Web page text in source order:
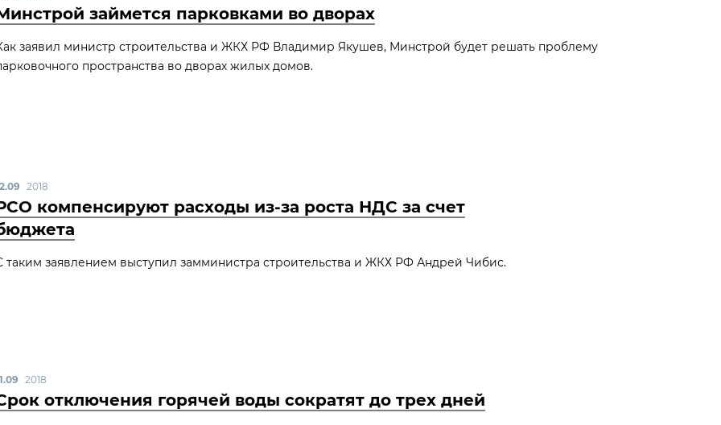
займется парковками во дворах
заявил министр строительства и ЖКХ РФ Владимир Якушев, Минстрой будет решать проблему
пространства во дворах жилых домов.
2018
компенсируют расходы из-за роста НДС за счет
таким заявлением выступил замминистра строительства и ЖКХ РФ Андрей Чибис.
2018
отключения горячей воды сократят до трех дней